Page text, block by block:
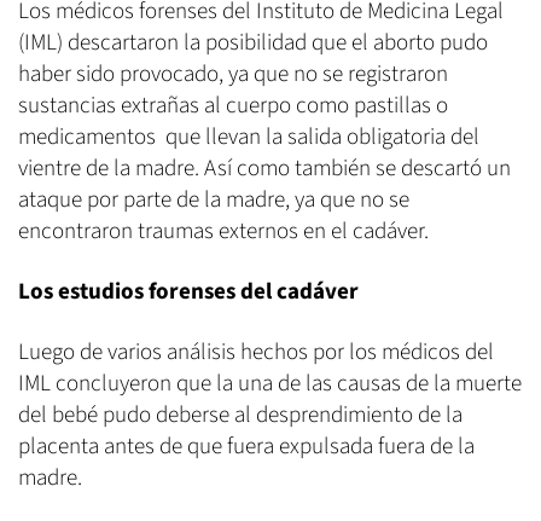
Los médicos forenses del Instituto de Medicina Legal
(IML) descartaron la posibilidad que el aborto pudo
haber sido provocado, ya que no se registraron
sustancias extrañas al cuerpo como pastillas o
medicamentos que llevan la salida obligatoria del
vientre de la madre. Así como también se descartó un
ataque por parte de la madre, ya que no se
encontraron traumas externos en el cadáver.
Los estudios forenses del cadáver
Luego de varios análisis hechos por los médicos del
IML concluyeron que la una de las causas de la muerte
del bebé pudo deberse al desprendimiento de la
placenta antes de que fuera expulsada fuera de la
madre.